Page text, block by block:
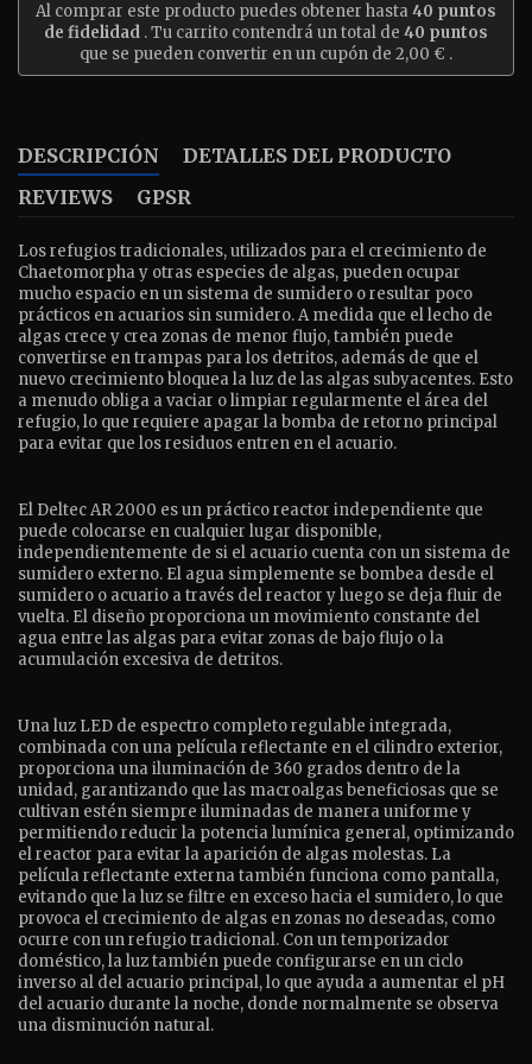
Al comprar este producto puedes obtener hasta40 puntos
de fidelidad . Tu carrito contendrá un total de 40 puntos
que se pueden convertir en un cupón de 2,00 € .
DESCRIPCIÓN
DETALLES DEL PRODUCTO
REVIEWS
GPSR
Los refugios tradicionales, utilizados para el crecimiento de
Chaetomorpha y otras especies de algas, pueden ocupar
mucho espacio en un sistema de sumidero o resultar poco
prácticos en acuarios sin sumidero. A medida que el lecho de
algas crece y crea zonas de menor flujo, también puede
convertirse en trampas para los detritos, además de que el
nuevo crecimiento bloquea la luz de las algas subyacentes. Esto
a menudo obliga a vaciar o limpiar regularmente el área del
refugio, lo que requiere apagar la bomba de retorno principal
para evitar que los residuos entren en el acuario.
El Deltec AR 2000 es un práctico reactor independiente que
puede colocarse en cualquier lugar disponible,
independientemente de si el acuario cuenta con un sistema de
sumidero externo. El agua simplemente se bombea desde el
sumidero o acuario a través del reactor y luego se deja fluir de
vuelta. El diseño proporciona un movimiento constante del
agua entre las algas para evitar zonas de bajo flujo o la
acumulación excesiva de detritos.
Una luz LED de espectro completo regulable integrada,
combinada con una película reflectante en el cilindro exterior,
proporciona una iluminación de 360 ​​grados dentro de la
unidad, garantizando que las macroalgas beneficiosas que se
cultivan estén siempre iluminadas de manera uniforme y
permitiendo reducir la potencia lumínica general, optimizando
el reactor para evitar la aparición de algas molestas. La
película reflectante externa también funciona como pantalla,
evitando que la luz se filtre en exceso hacia el sumidero, lo que
provoca el crecimiento de algas en zonas no deseadas, como
ocurre con un refugio tradicional. Con un temporizador
doméstico, la luz también puede configurarse en un ciclo
inverso al del acuario principal, lo que ayuda a aumentar el pH
del acuario durante la noche, donde normalmente se observa
una disminución natural.